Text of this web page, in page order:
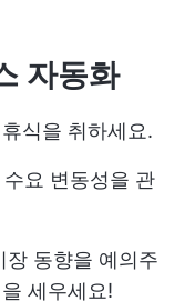
자동화
식을 취하세요.
요 변동성을 관
장 동향을 예의주
세우세요!